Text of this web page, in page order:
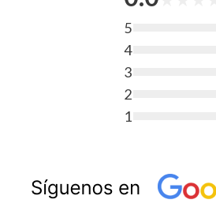
5
4
3
2
1